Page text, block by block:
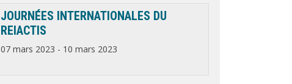
JOURNÉES INTERNATIONALES DU
REIACTIS
07 mars 2023 - 10 mars 2023